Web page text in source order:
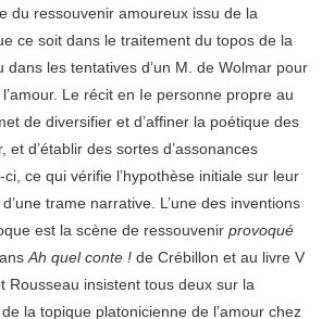
du ressouvenir amoureux issu de la
ce soit dans le traitement du topos de la
dans les tentatives d’un M. de Wolmar pour
Le récit en Ie personne propre au
de diversifier et d’affiner la poétique des
et d’établir des sortes d’assonances
ce qui vérifie l’hypothèse initiale sur leur
trame narrative. L’une des inventions
est la scène de ressouvenir provoqué
Ah quel conte ! de Crébillon et au livre V
Rousseau insistent tous deux sur la
la topique platonicienne de l’amour chez